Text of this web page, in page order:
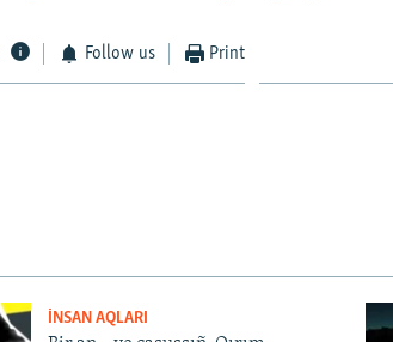
Follow us Print
İNSAN AQLARI